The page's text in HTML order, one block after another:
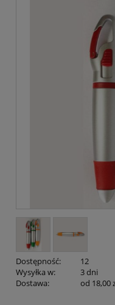
Dostępność:
12
Wysyłka w:
3 dni
Dostawa:
od 18,00
Cena nie zawiera